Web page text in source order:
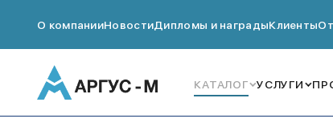
О компанииНовостиДипломы и наградыКлиенты
КАТАЛОГ УСЛУГИ